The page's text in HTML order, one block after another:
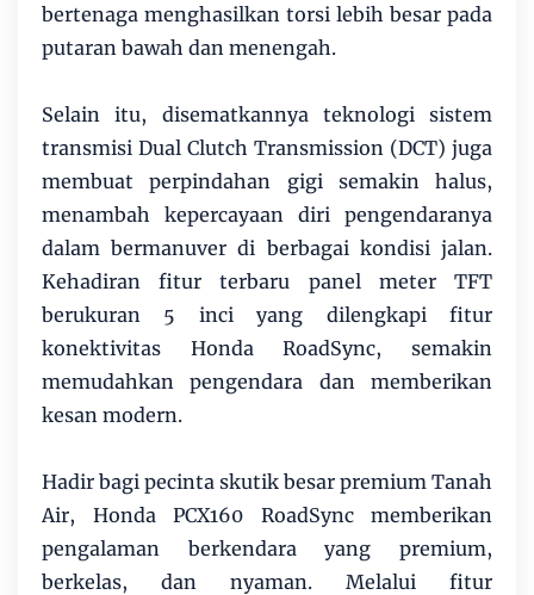
bertenaga menghasilkan torsi lebih besar pada
putaran bawah dan menengah.
Selain itu, disematkannya teknologi sistem
transmisi Dual Clutch Transmission (DCT) juga
membuat perpindahan gigi semakin halus,
menambah kepercayaan diri pengendaranya
dalam bermanuver di berbagai kondisi jalan.
Kehadiran fitur terbaru panel meter TFT
berukuran 5 inci yang dilengkapi fitur
konektivitas Honda RoadSync, semakin
memudahkan pengendara dan memberikan
kesan modern.
Hadir bagi pecinta skutik besar premium Tanah
Air, Honda PCX160 RoadSync memberikan
pengalaman berkendara yang premium,
berkelas, dan nyaman. Melalui fitur